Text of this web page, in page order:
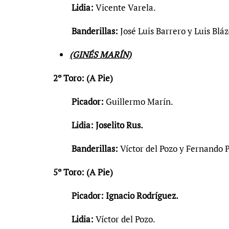
Lidia: Vicente Varela.
Banderillas: José Luis Barrero y Luis
(GINÉS MARÍN)
2º Toro: (A Pie)
Picador: Guillermo Marín.
Lidia: Joselito Rus.
Banderillas: Víctor del Pozo y Fernando
5º Toro: (A Pie)
Picador: Ignacio Rodríguez.
Lidia: Víctor del Pozo.